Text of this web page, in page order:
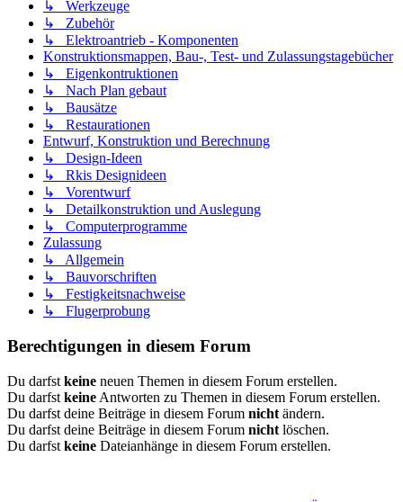
↳ Werkzeuge
↳ Zubehör
↳ Elektroantrieb - Komponenten
Konstruktionsmappen, Bau-, Test- und Zulassungstagebücher
↳ Eigenkontruktionen
↳ Nach Plan gebaut
↳ Bausätze
↳ Restaurationen
Entwurf, Konstruktion und Berechnung
↳ Design-Ideen
↳ Rkis Designideen
↳ Vorentwurf
↳ Detailkonstruktion und Auslegung
↳ Computerprogramme
Zulassung
↳ Allgemein
↳ Bauvorschriften
↳ Festigkeitsnachweise
↳ Flugerprobung
Berechtigungen in diesem Forum
Du darfst keine neuen Themen in diesem Forum erstellen.
Du darfst keine Antworten zu Themen in diesem Forum erstellen.
Du darfst deine Beiträge in diesem Forum nicht ändern.
Du darfst deine Beiträge in diesem Forum nicht löschen.
Du darfst keine Dateianhänge in diesem Forum erstellen.